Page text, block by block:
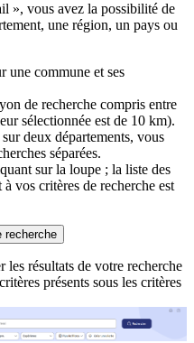
», vous avez la possibilité de
une région, un pays ou
une commune et ses
de recherche compris entre
sélectionnée est de 10 km).
deux départements, vous
séparées.
sur la loupe ; la liste des
vos critères de recherche est
recherche
résultats de votre recherche
présents sous les critères